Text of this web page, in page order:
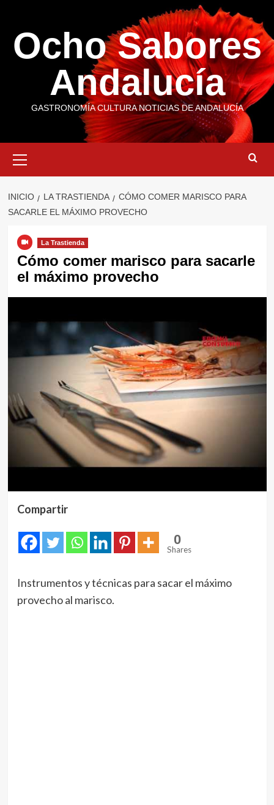
contenido
Ocho Sabores
Andalucía
GASTRONOMÍA CULTURA NOTICIAS DE ANDALUCÍA
primario
INICIO LA TRASTIENDA
CÓMO COMER MARISCO PARA
SACARLE EL MÁXIMO PROVECHO
La Trastienda
Cómo comer marisco para sacarle
el máximo provecho
Compartir
0
Shares
Instrumentos y técnicas para sacar el máximo
provecho al marisco.